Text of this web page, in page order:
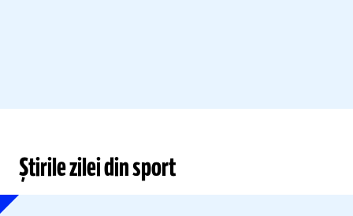
Știrile zilei din sport